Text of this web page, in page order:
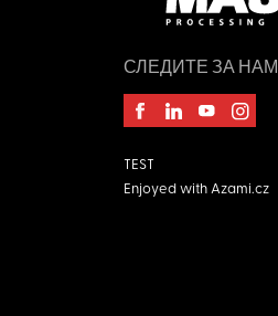
СЛЕДИТЕ ЗА
TEST
Enjoyed with Azami.cz